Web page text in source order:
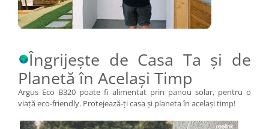
Îngrijește de Casa Ta și de
Planetă în Același Timp
Argus Eco B320 poate fi alimentat prin panou solar, pentru o
viață eco-friendly. Protejează-ți casa și planeta în același timp!